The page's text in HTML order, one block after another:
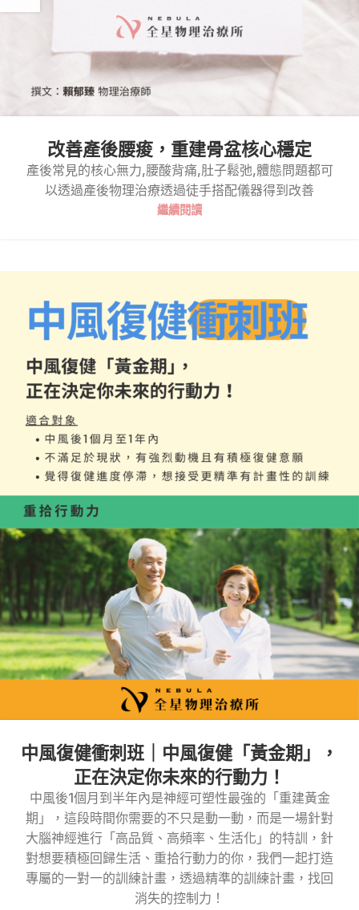
改善產後腰痠，重建骨盆核心穩定
產後常見的核心無力,腰酸背痛,肚子鬆弛,體態問題都可
以透過產後物理治療透過徒手搭配儀器得到改善
繼續閱讀
中風復健衝刺班｜中風復健「黃金期」，
正在決定你未來的行動力！
中風後1個月到半年內是神經可塑性最強的「重建黃金
期」，這段時間你需要的不只是動一動，而是一場針對
大腦神經進行「高品質、高頻率、生活化」的特訓，針
對想要積極回歸生活、重拾行動力的你，我們一起打造
專屬的一對一的訓練計畫，透過精準的訓練計畫，找回
消失的控制力！